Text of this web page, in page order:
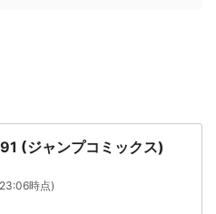
(ジャンプコミックス)
時点)